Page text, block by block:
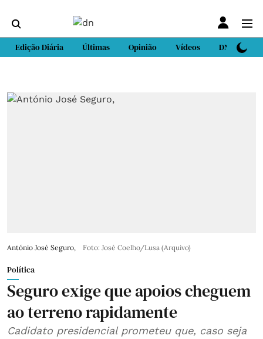
Edição Diária Últimas Opinião Vídeos DN Sport
António José Seguro, Foto: José Coelho/Lusa (Arquivo)
Política
Seguro exige que apoios cheguem
ao terreno rapidamente
Cadidato presidencial prometeu que, caso seja